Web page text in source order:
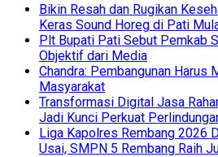
Bikin Resah dan Rugikan
Keras Sound Horeg di Pati
Plt Bupati Pati Sebut Pemkab
Objektif dari Media
Chandra: Pembangunan Harus
Masyarakat
Transformasi Digital Jasa
Jadi Kunci Perkuat
Liga Kapolres Rembang 2026
Usai, SMPN 5 Rembang Raih